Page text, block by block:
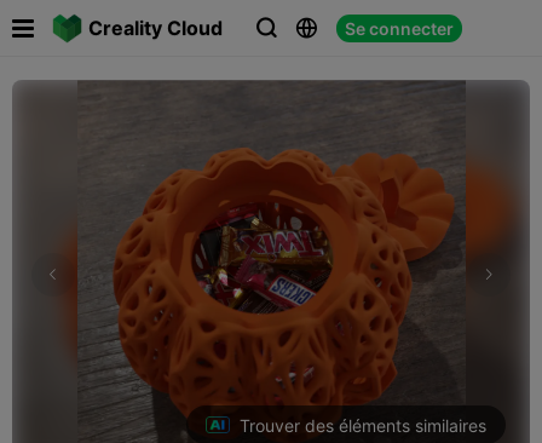
Creality Cloud   Se connecter
 
Trouver des éléments similaires